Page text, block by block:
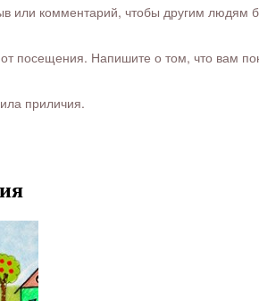
или комментарий, чтобы другим
посещения. Напишите о том, что вам
приличия.